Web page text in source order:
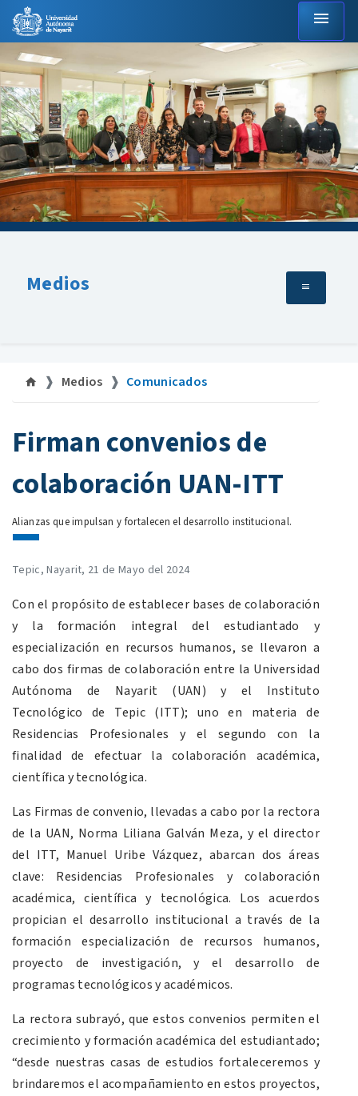
menu
Medios
Medios Comunicados
Firman convenios de
colaboración UAN-ITT
Alianzas que impulsan y fortalecen el desarrollo institucional.
Tepic, Nayarit, 21 de Mayo del 2024
Con el propósito de establecer bases de colaboración
y la formación integral del estudiantado y
especialización en recursos humanos, se llevaron a
cabo dos firmas de colaboración entre la Universidad
Autónoma de Nayarit (UAN) y el Instituto
Tecnológico de Tepic (ITT); uno en materia de
Residencias Profesionales y el segundo con la
finalidad de efectuar la colaboración académica,
científica y tecnológica.
Las Firmas de convenio, llevadas a cabo por la rectora
de la UAN, Norma Liliana Galván Meza, y el director
del ITT, Manuel Uribe Vázquez, abarcan dos áreas
clave: Residencias Profesionales y colaboración
académica, científica y tecnológica. Los acuerdos
propician el desarrollo institucional a través de la
formación especialización de recursos humanos,
proyecto de investigación, y el desarrollo de
programas tecnológicos y académicos.
La rectora subrayó, que estos convenios permiten el
crecimiento y formación académica del estudiantado;
“desde nuestras casas de estudios fortaleceremos y
brindaremos el acompañamiento en estos proyectos,